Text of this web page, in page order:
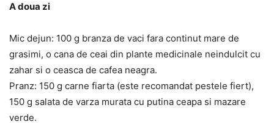
A doua zi
Mic dejun: 100 g branza de vaci fara continut mare de
grasimi, o cana de ceai din plante medicinale neindulcit cu
zahar si o ceasca de cafea neagra.
Pranz: 150 g carne fiarta (este recomandat pestele fiert),
150 g salata de varza murata cu putina ceapa si mazare
verde.